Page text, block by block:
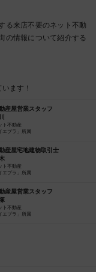
る来店不要のネット不動
の情報について紹介する
ます！
産屋営業スタッフ
ト不動産
エプラ」所属
産屋宅地建物取引士
ト不動産
エプラ」所属
産屋営業スタッフ
ト不動産
エプラ」所属